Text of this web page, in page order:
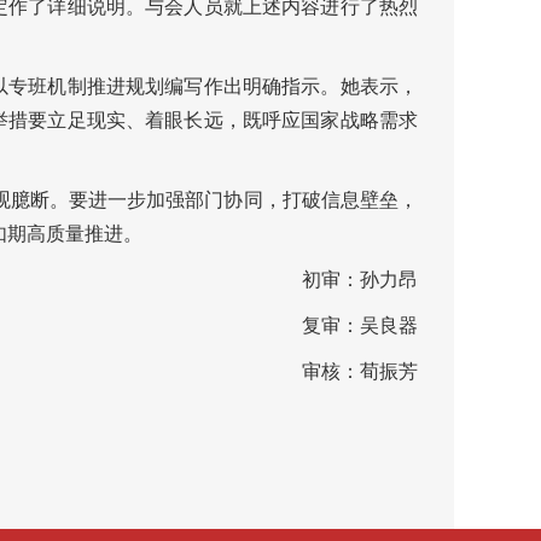
了详细说明。与会人员就上述内容进行了热烈
班机制推进规划编写作出明确指示。她表示，
要立足现实、着眼长远，既呼应国家战略需求
断。要进一步加强部门协同，打破信息壁垒，
高质量推进。
初审：孙力昂
复审：吴良器
审核：荀振芳